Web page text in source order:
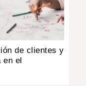
de clientes y
el